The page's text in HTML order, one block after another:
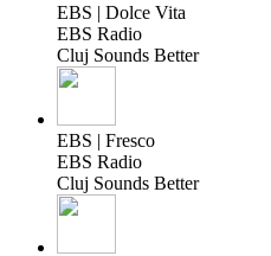
EBS | Dolce Vita
EBS Radio
Cluj Sounds Better
EBS | Fresco
EBS Radio
Cluj Sounds Better